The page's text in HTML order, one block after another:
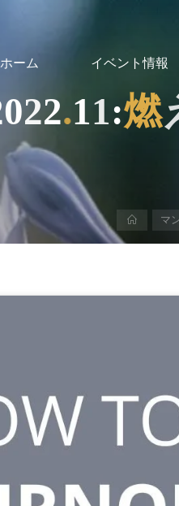
ホーム イベント情報
022.
.11:燃
ー
ム
マ